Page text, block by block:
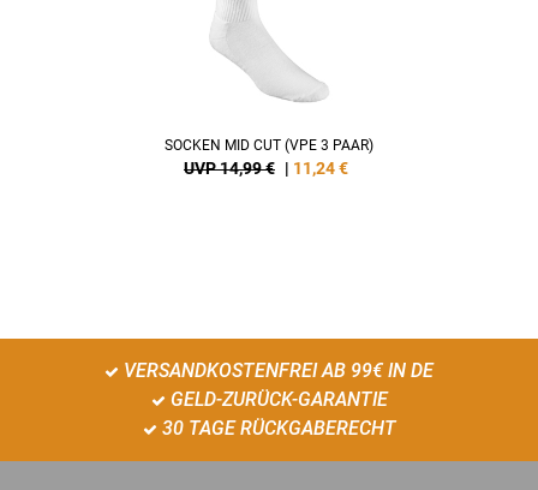
SOCKEN MID CUT (VPE 3 PAAR)
UVP 14,99 € | 11,24€
VERSANDKOSTENFREI AB 99€ IN DE
GELD-ZURÜCK-GARANTIE
30 TAGE RÜCKGABERECHT